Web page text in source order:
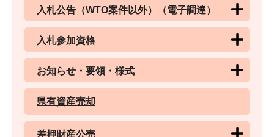
入札公告（WTO案件以外）（電子調達）
入札参加資格
お知らせ・要領・様式
県有資産売却
差押財産公売